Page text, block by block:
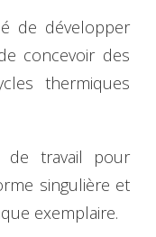
de développer
concevoir des
thermiques
de travail pour
singulière et
exemplaire.